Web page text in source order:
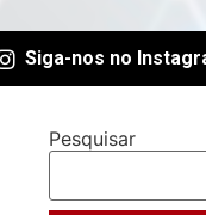
Siga-nos no
Pesquisar